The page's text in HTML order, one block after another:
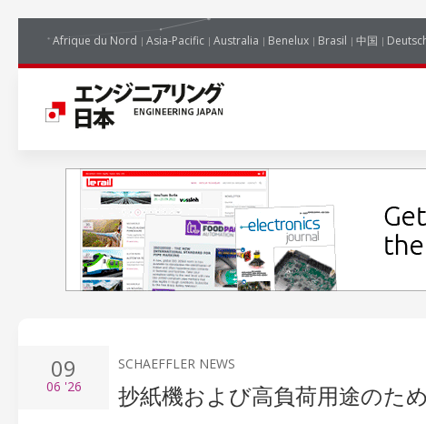
Afrique du Nord Asia-Pacific Australia Benelux Brasil 中国
09
06 '26
SCHAEFFLER NEWS
抄紙機および高負荷用途のた